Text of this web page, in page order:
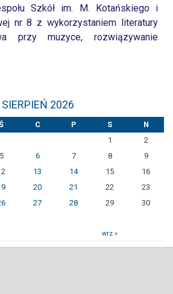
Szkół im. M. Kotańskiego i
nr 8 z wykorzystaniem literatury
przy muzyce, rozwiązywanie
SIERPIEŃ 2026
C P S
N
1
2
5 6 7 8
9
13 14 15
16
20 21 22
23
27 28 29
30
wrz »